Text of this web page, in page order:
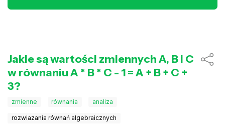
Jakie są wartości zmiennych A, B i C
w równaniu A * B * C - 1 = A + B + C +
3?
zmienne równania analiza
rozwiazania równań algebraicznych